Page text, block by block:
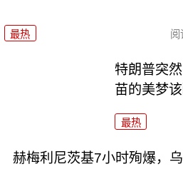
最热 阅
特朗普突
苗的美梦
最热
赫梅利尼茨基7小时殉爆，